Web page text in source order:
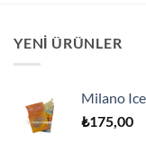
YENI ÜRÜNLER
Milano
₺175,00